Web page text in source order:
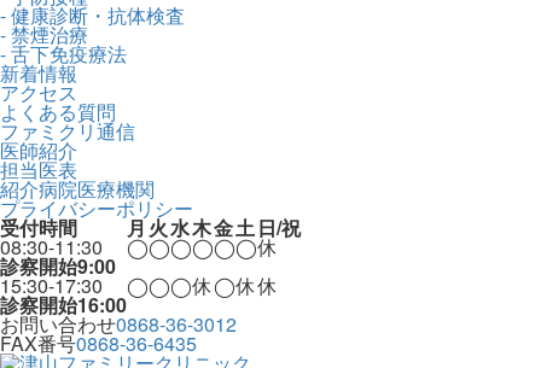
- 健康診断・抗体検査
- 禁煙治療
- 舌下免疫療法
新着情報
アクセス
よくある質問
ファミクリ通信
医師紹介
担当医表
紹介病院医療機関
プライバシーポリシー
受付時間 月火水木金土日/祝
08:30-11:30
診察開始9:00
◯◯◯◯◯◯休
15:30-17:30
診察開始16:00
◯◯◯休◯休休
お問い合わせ0868-36-3012
FAX番号0868-36-6435